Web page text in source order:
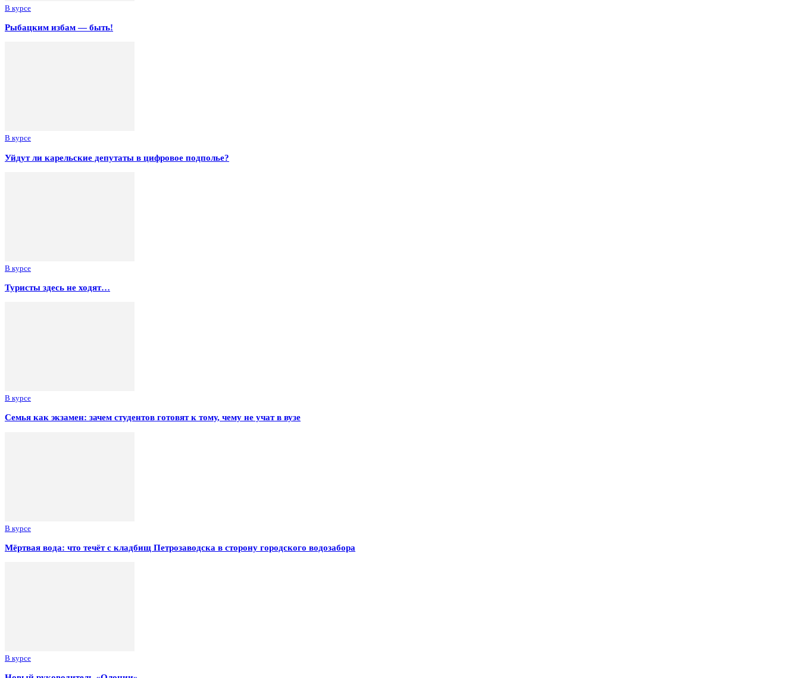
В курсе
Рыбацким избам — быть!
В курсе
Уйдут ли карельские депутаты в цифровое подполье?
В курсе
Туристы здесь не ходят…
В курсе
Семья как экзамен: зачем студентов готовят к тому, чему не учат в вузе
В курсе
Мёртвая вода: что течёт с кладбищ Петрозаводска в сторону городского водозабора
В курсе